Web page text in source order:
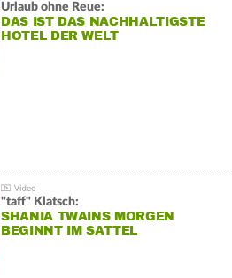
Urlaub ohne Reue:
DAS IST DAS NACHHALTIGSTE
HOTEL DER WELT
"taff" Klatsch:
SHANIA TWAINS MORGEN
BEGINNT IM SATTEL